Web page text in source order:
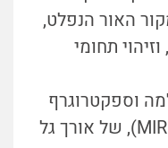
האור הנפלט,
תחומי
וספקטרוגרף
לתחום התת אדום האמצעי (MIRI), של אורך גל